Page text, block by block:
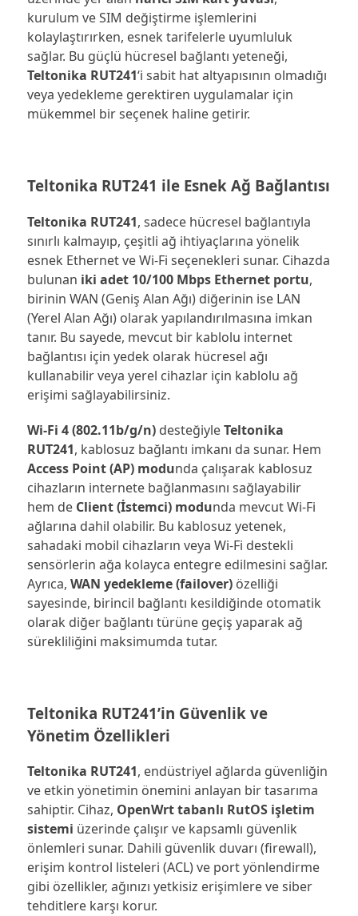
kurulum ve SIM değiştirme işlemlerini
kolaylaştırırken, esnek tarifelerle uyumluluk
sağlar. Bu güçlü hücresel bağlantı yeteneği,
Teltonika RUT241‘i sabit hat altyapısının olmadığı
veya yedekleme gerektiren uygulamalar için
mükemmel bir seçenek haline getirir.
Teltonika RUT241 ile Esnek Ağ Bağlantısı
Teltonika RUT241, sadece hücresel bağlantıyla
sınırlı kalmayıp, çeşitli ağ ihtiyaçlarına yönelik
esnek Ethernet ve Wi-Fi seçenekleri sunar. Cihazda
bulunan iki adet 10/100 Mbps Ethernet portu,
birinin WAN (Geniş Alan Ağı) diğerinin ise LAN
(Yerel Alan Ağı) olarak yapılandırılmasına imkan
tanır. Bu sayede, mevcut bir kablolu internet
bağlantısı için yedek olarak hücresel ağı
kullanabilir veya yerel cihazlar için kablolu ağ
erişimi sağlayabilirsiniz.
Wi-Fi 4 (802.11b/g/n)desteğiyleTeltonika
RUT241, kablosuz bağlantı imkanı da sunar. Hem
Access Point (AP) modunda çalışarak kablosuz
cihazların internete bağlanmasını sağlayabilir
hem de Client (İstemci) modunda mevcut Wi-Fi
ağlarına dahil olabilir. Bu kablosuz yetenek,
sahadaki mobil cihazların veya Wi-Fi destekli
sensörlerin ağa kolayca entegre edilmesini sağlar.
Ayrıca, WAN yedekleme (failover)özelliği
sayesinde, birincil bağlantı kesildiğinde otomatik
olarak diğer bağlantı türüne geçiş yaparak ağ
sürekliliğini maksimumda tutar.
Teltonika RUT241’in Güvenlik ve
Yönetim Özellikleri
Teltonika RUT241, endüstriyel ağlarda güvenliğin
ve etkin yönetimin önemini anlayan bir tasarıma
sahiptir. Cihaz, OpenWrt tabanlı RutOS işletim
sistemi üzerinde çalışır ve kapsamlı güvenlik
önlemleri sunar. Dahili güvenlik duvarı (firewall),
erişim kontrol listeleri (ACL) ve port yönlendirme
gibi özellikler, ağınızı yetkisiz erişimlere ve siber
tehditlere karşı korur.